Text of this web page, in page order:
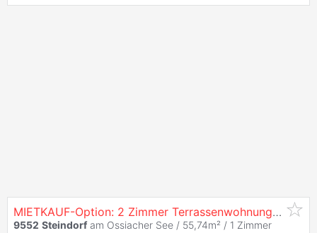
MIETKAUF-Option: 2 Zimmer Terrassenwohnung mit Seeblick & Seezugang
9552 Steindorf am Ossiacher See / 55,74m² / 1 Zimmer